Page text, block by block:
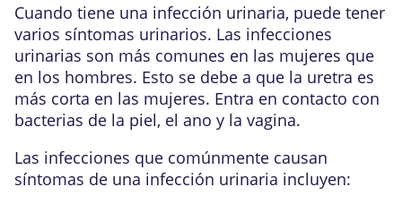
Cuando tiene una infección urinaria, puede tener
varios síntomas urinarios. Las infecciones
urinarias son más comunes en las mujeres que
en los hombres. Esto se debe a que la uretra es
más corta en las mujeres. Entra en contacto con
bacterias de la piel, el ano y la vagina.
Las infecciones que comúnmente causan
síntomas de una infección urinaria incluyen: